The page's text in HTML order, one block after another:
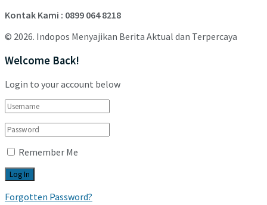
Kontak Kami : 0899 064 8218
© 2026. Indopos Menyajikan Berita Aktual dan Terpercaya
Welcome Back!
Login to your account below
Remember Me
Forgotten Password?